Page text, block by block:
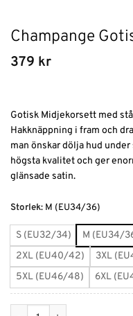
Champange
379 kr
Gotisk Midjekorsett med
Hakknäppning i fram och
man önskar dölja hud
högsta kvalitet och ger
glänsade satin.
Storlek: M (EU34/36)
S (EU32/34) M (EU34/
2XL (EU40/42)
3XL
5XL (EU46/48)
6XL
Champange Gotisk
Alternative: